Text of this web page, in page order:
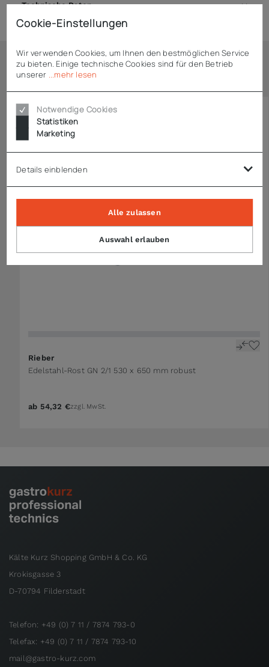
Technische Daten
Ähnliche Artikel
Rieber
Edelstahl-Rost GN 2/1 530 x 650 mm robust
ab 54,32 €zzgl. MwSt.
Kälte Kurz Shopping GmbH & Co. KG
Krokisgasse 3
D-70794 Filderstadt
Telefon: +49 (0) 7 11 / 7874 793-0
Telefax: +49 (0) 7 11 / 7874 793-10
mail@gastro-kurz.com
Cookie-Einstellungen
Wir verwenden Cookies, um Ihnen den bestmöglichen Service
zu bieten. Einige technische Cookies sind für den Betrieb
unserer ...mehr lesen
Notwendige Cookies
Statistiken
Marketing
Details einblenden
Auswahl erlauben
Alle zulassen